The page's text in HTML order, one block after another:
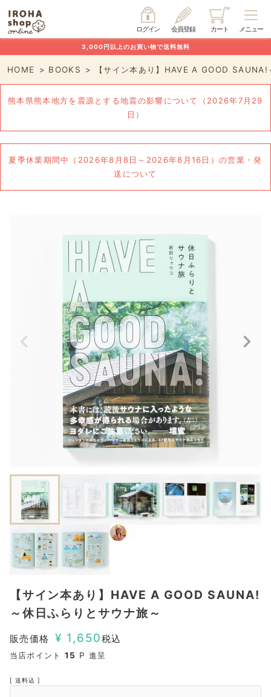
メニュー
カート
会員登録
ログイン
3,000円以上のお買い物で送料無料
HOME BOOKS 【サイン本あり】HAVE A GOOD SAUNA!
熊本県熊本地方を震源とする地震の影響について（2026年7月29
日）
夏季休業期間中（2026年8月8日～2026年8月16日）の営業・発
送について
【サイン本あり】HAVE A GOOD SAUNA!
～休日ふらりとサウナ旅～
販売価格 ¥ 1,650税込
当店ポイント 15 P 進呈
送料込